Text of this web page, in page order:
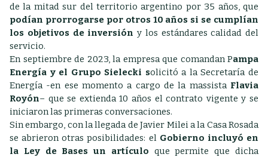
de la mitad sur del territorio argentino por 35 años, que
podían prorrogarse por otros 10 años si se cumplían
los objetivos de inversión y los estándares calidad del
servicio.
En septiembre de 2023, la empresa que comandan Pampa
Energía y el Grupo Sielecki solicitó a la Secretaría de
Energía -en ese momento a cargo de la massistaFlavia
Royón– que se extienda 10 años el contrato vigente y se
iniciaron las primeras conversaciones.
Sin embargo, con la llegada de Javier Milei a la Casa Rosada
se abrieron otras posibilidades: el Gobierno incluyó en
la Ley de Bases un artículo que permite que dicha